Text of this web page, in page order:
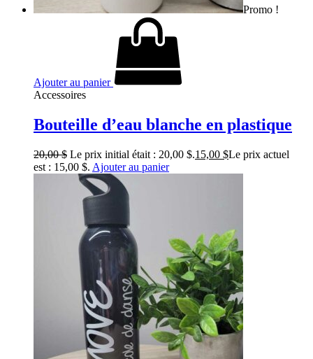
Promo !
Ajouter au panier
Accessoires
Bouteille d’eau blanche en plastique
20,00$ Le prix initial était : 20,00 $.15,00 $Le prix actuel
est : 15,00 $. Ajouter au panier